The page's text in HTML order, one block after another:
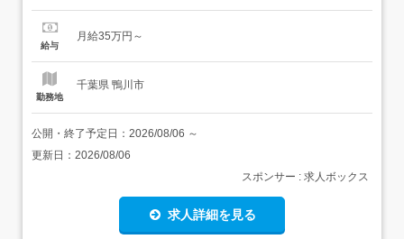
徴 施設内調理(病院・老人ホーム・福祉施設) 住 所 千葉県
18分 新規事業所OPE...
給与
月給35万円～
勤務地
千葉県 鴨川市
公開・終了予定日： 2026/08/06 ～
更新日： 2026/08/06
スポンサー : 求人ボックス
求人詳細を見る